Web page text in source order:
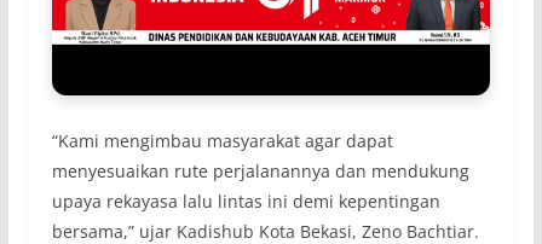
“Kami mengimbau masyarakat agar dapat
menyesuaikan rute perjalanannya dan mendukung
upaya rekayasa lalu lintas ini demi kepentingan
bersama,” ujar Kadishub Kota Bekasi, Zeno Bachtiar.